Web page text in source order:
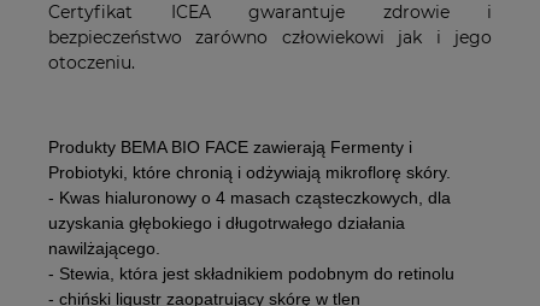
Certyfikat ICEA gwarantuje zdrowie i
bezpieczeństwo zarówno człowiekowi jak i jego
otoczeniu.
Produkty BEMA BIO FACE zawierają Fermenty i
Probiotyki,
które chronią i odżywiają mikroflorę skóry.
- Kwas hialuronowy o 4 masach cząsteczkowych, dla
uzyskania głębokiego i długotrwałego działania
nawilżającego.
- Stewia, która jest składnikiem podobnym do retinolu
- chiński ligustr zaopatrujący skórę w tlen